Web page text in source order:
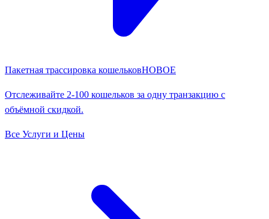
Пакетная трассировка кошельковНОВОЕ
Отслеживайте 2-100 кошельков за одну транзакцию с
объёмной скидкой.
Все Услуги и Цены